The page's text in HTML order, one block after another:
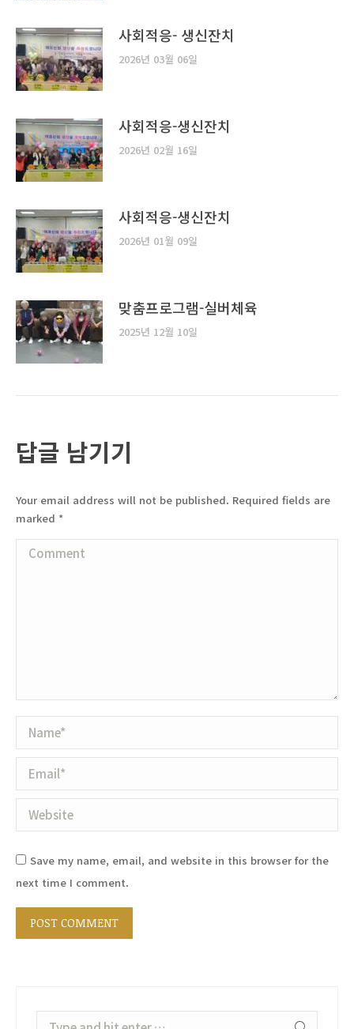
사회적응- 생신잔치
2026년 03월 06일
사회적응-생신잔치
2026년 02월 16일
사회적응-생신잔치
2026년 01월 09일
맞춤프로그램-실버체육
2025년 12월 10일
답글 남기기
Your email address will not be published. Required fields are
marked *
Comment
Name *
Email *
Website
Save my name, email, and website in this browser for the
next time I comment.
POST COMMENT